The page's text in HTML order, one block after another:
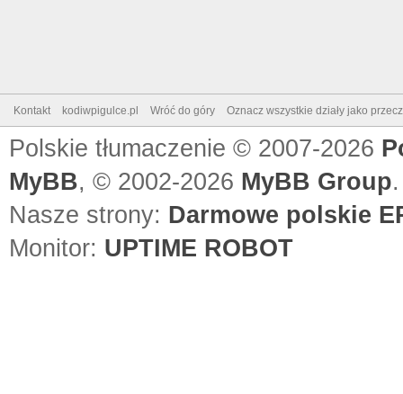
Kontakt kodiwpigulce.pl Wróć do góry Oznacz wszystkie działy jako
Polskie tłumaczenie © 2007-2026
MyBB, © 2002-2026 MyBB Group.
Nasze strony: Darmowe polskie
Monitor: UPTIME ROBOT